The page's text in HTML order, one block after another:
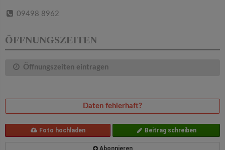
09498 8962
ÖFFNUNGSZEITEN
Öffnungszeiten eintragen
Daten fehlerhaft?
Foto hochladen Beitrag schreiben
i
o